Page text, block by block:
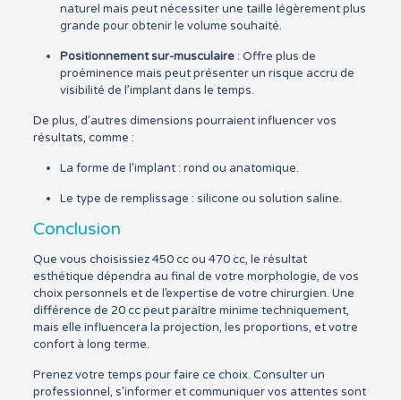
naturel mais peut nécessiter une taille légèrement plus
grande pour obtenir le volume souhaité.
Positionnement sur-musculaire: Offre plus de
proéminence mais peut présenter un risque accru de
visibilité de l’implant dans le temps.
De plus, d’autres dimensions pourraient influencer vos
résultats, comme :
La forme de l’implant : rond ou anatomique.
Le type de remplissage : silicone ou solution saline.
Conclusion
Que vous choisissiez 450 cc ou 470 cc, le résultat
esthétique dépendra au final de votre morphologie, de vos
choix personnels et de l’expertise de votre chirurgien. Une
différence de 20 cc peut paraître minime techniquement,
mais elle influencera la projection, les proportions, et votre
confort à long terme.
Prenez votre temps pour faire ce choix. Consulter un
professionnel, s’informer et communiquer vos attentes sont